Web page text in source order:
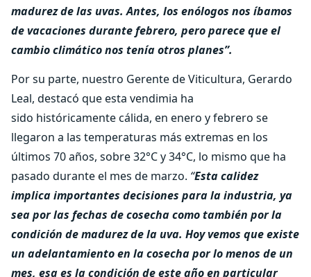
madurez de las uvas. Antes, los enólogos nos íbamos
de vacaciones durante febrero, pero parece que el
cambio climático nos tenía otros planes”.
Por su parte, nuestro Gerente de Viticultura, Gerardo
Leal, destacó que esta vendimia ha
sido históricamente cálida, en enero y febrero se
llegaron a las temperaturas más extremas en los
últimos 70 años, sobre 32°C y 34°C, lo mismo que ha
pasado durante el mes de marzo. “Esta calidez
implica importantes decisiones para la industria, ya
sea por las fechas de cosecha como también por la
condición de madurez de la uva. Hoy vemos que existe
un adelantamiento en la cosecha por lo menos de un
mes, esa es la condición de este año en particular